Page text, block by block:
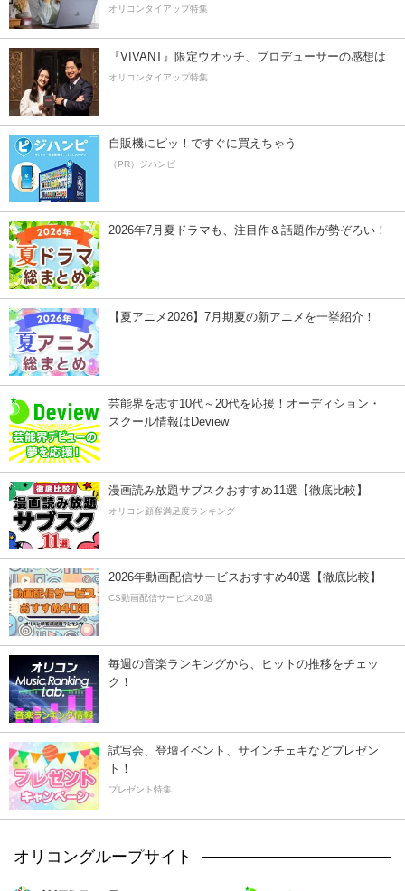
オリコンタイアップ特集
『VIVANT』限定ウオッチ、プロデューサーの感想は
オリコンタイアップ特集
自販機にピッ！ですぐに買えちゃう
（PR）ジハンピ
2026年7月夏ドラマも、注目作＆話題作が勢ぞろい！
【夏アニメ2026】7月期夏の新アニメを一挙紹介！
芸能界を志す10代～20代を応援！オーディション・
スクール情報はDeview
漫画読み放題サブスクおすすめ11選【徹底比較】
オリコン顧客満足度ランキング
2026年動画配信サービスおすすめ40選【徹底比較】
CS動画配信サービス20選
毎週の音楽ランキングから、ヒットの推移をチェッ
ク！
試写会、登壇イベント、サインチェキなどプレゼン
ト！
プレゼント特集
オリコングループサイト